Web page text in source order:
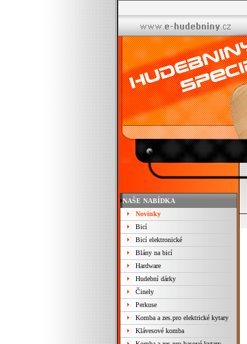
NAŠE NABÍDKA
Novinky
Bicí
Bicí elektronické
Blány na bicí
Hardware
Hudební dárky
Činely
Perkuse
Komba a zes.pro elektrické kytary
Klávesové komba